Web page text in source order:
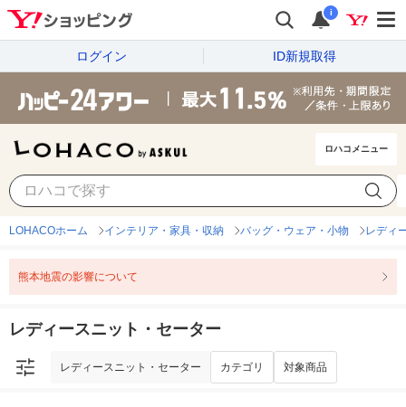
i
ログイン ID新規取得
ロハコメニュー
レディースニット・セーター
LOHACOホーム インテリア・家具・収納 バッグ・ウェア・小物 レディ
熊本地震の影響について
レディースニット・セーター
レディースニット・セーター カテゴリ 対象商品